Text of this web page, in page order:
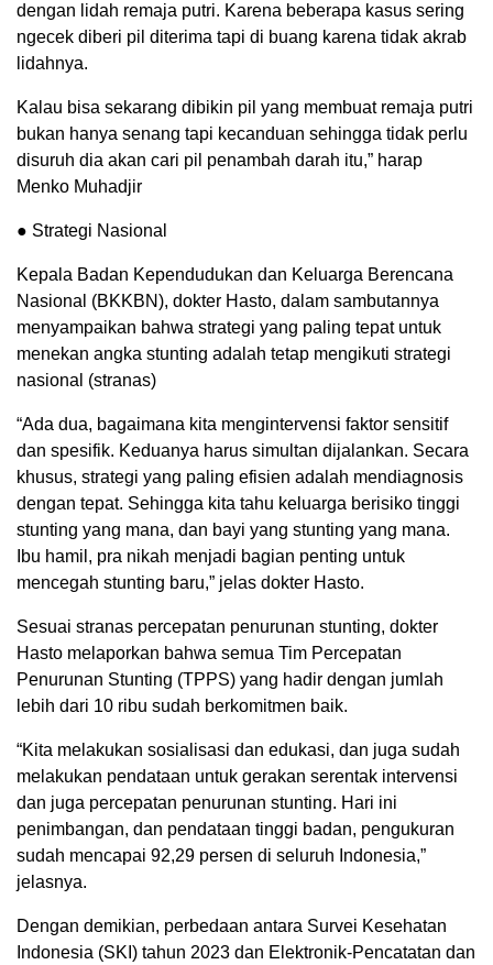
dengan lidah remaja putri. Karena beberapa kasus sering
ngecek diberi pil diterima tapi di buang karena tidak akrab
lidahnya.
Kalau bisa sekarang dibikin pil yang membuat remaja putri
bukan hanya senang tapi kecanduan sehingga tidak perlu
disuruh dia akan cari pil penambah darah itu,” harap
Menko Muhadjir
● Strategi Nasional
Kepala Badan Kependudukan dan Keluarga Berencana
Nasional (BKKBN), dokter Hasto, dalam sambutannya
menyampaikan bahwa strategi yang paling tepat untuk
menekan angka stunting adalah tetap mengikuti strategi
nasional (stranas)
“Ada dua, bagaimana kita mengintervensi faktor sensitif
dan spesifik. Keduanya harus simultan dijalankan. Secara
khusus, strategi yang paling efisien adalah mendiagnosis
dengan tepat. Sehingga kita tahu keluarga berisiko tinggi
stunting yang mana, dan bayi yang stunting yang mana.
Ibu hamil, pra nikah menjadi bagian penting untuk
mencegah stunting baru,” jelas dokter Hasto.
Sesuai stranas percepatan penurunan stunting, dokter
Hasto melaporkan bahwa semua Tim Percepatan
Penurunan Stunting (TPPS) yang hadir dengan jumlah
lebih dari 10 ribu sudah berkomitmen baik.
“Kita melakukan sosialisasi dan edukasi, dan juga sudah
melakukan pendataan untuk gerakan serentak intervensi
dan juga percepatan penurunan stunting. Hari ini
penimbangan, dan pendataan tinggi badan, pengukuran
sudah mencapai 92,29 persen di seluruh Indonesia,”
jelasnya.
Dengan demikian, perbedaan antara Survei Kesehatan
Indonesia (SKI) tahun 2023 dan Elektronik-Pencatatan dan